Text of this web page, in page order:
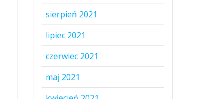
sierpień 2021
lipiec 2021
czerwiec 2021
maj 2021